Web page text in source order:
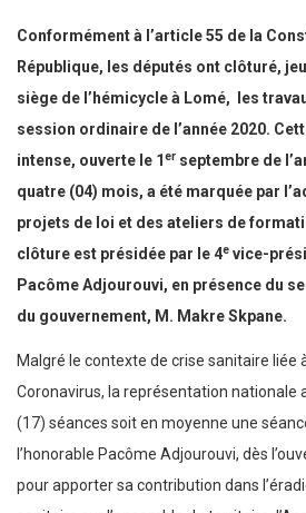
Conformément à l’article 55 de la
République, les députés ont clôturé,
siège de l’hémicycle à Lomé, les
session ordinaire de l’année 2020.
intense, ouverte le 1 er septembre de
quatre (04) mois, a été marquée par
projets de loi et des ateliers de
clôture est présidée par le 4e vice-
Pacôme Adjourouvi, en présence du
du gouvernement, M. Makre Skpane.
Malgré le contexte de crise sanitaire liée
Coronavirus, la représentation nationale
(17) séances soit en moyenne une
l’honorable Pacôme Adjourouvi, dès
pour apporter sa contribution dans